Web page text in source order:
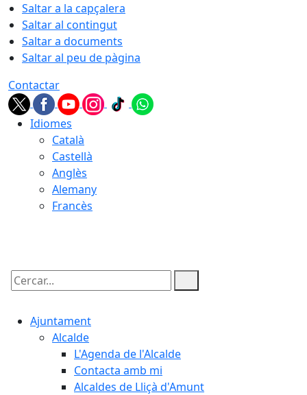
Saltar a la capçalera
Saltar al contingut
Saltar a documents
Saltar al peu de pàgina
Contactar
Idiomes
Català
Castellà
Anglès
Alemany
Francès
Cercar:
Ajuntament
Alcalde
L'Agenda de l'Alcalde
Contacta amb mi
Alcaldes de Lliçà d'Amunt